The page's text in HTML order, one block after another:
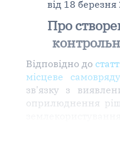
від 18
Про
Відповідно до
місцеве
зв'язку з
оприлюднення